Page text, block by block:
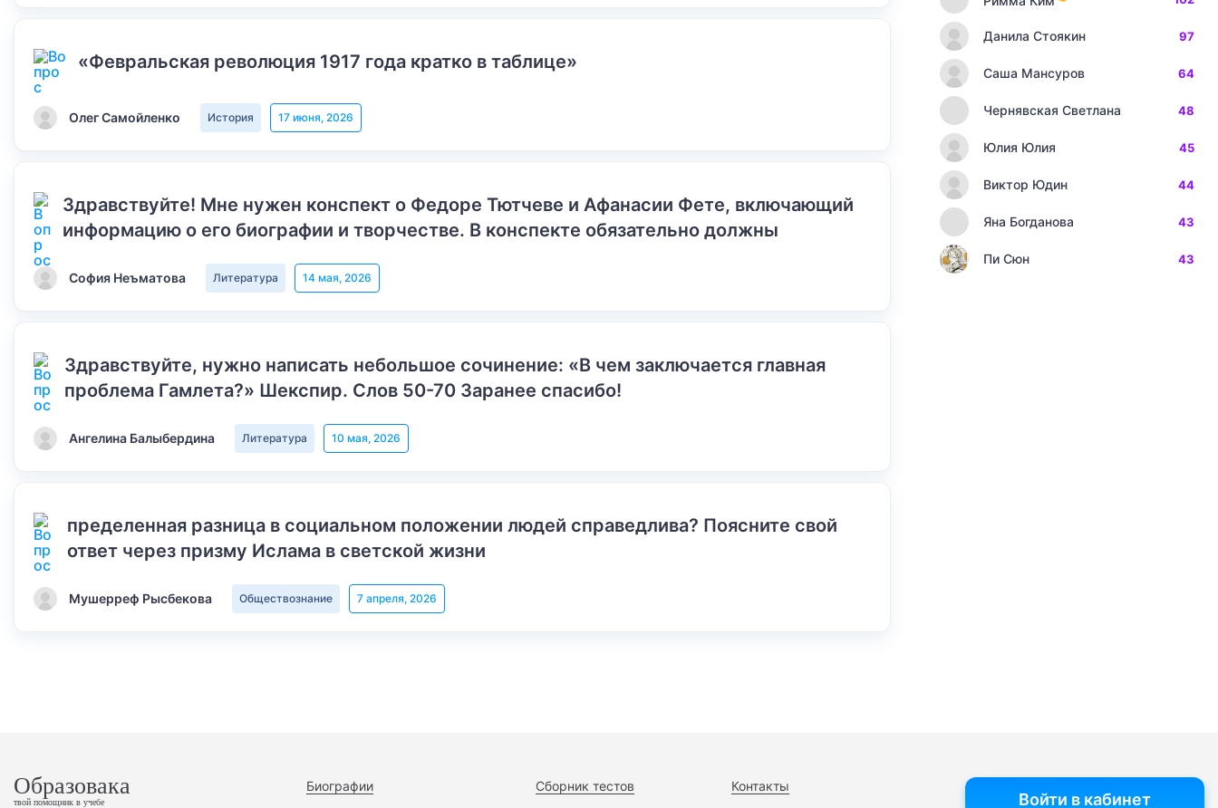
«Февральская революция 1917 года кратко в таблице»
Олег Самойленко История 17 июня, 2026
Здравствуйте! Мне нужен конспект о Федоре Тютчеве и Афанасии Фете, включающий
информацию о его биографии и творчестве. В конспекте обязательно должны
София Неъматова Литература 14 мая, 2026
Здравствуйте, нужно написать небольшое сочинение: «В чем заключается главная
проблема Гамлета?» Шекспир. Слов 50-70 Заранее спасибо!
Ангелина Балыбердина Литература 10 мая, 2026
пределенная разница в социальном положении людей справедлива? Поясните свой
ответ через призму Ислама в светской жизни
Мушерреф Рысбекова Обществознание 7 апреля, 2026
Данила Стоякин 97
Саша Мансуров 64
Чернявская Светлана 48
Юлия Юлия 45
Виктор Юдин 44
Яна Богданова 43
Пи Сюн 43
Образовака
твой помощник в учебе
Биографии Сборник тестов Контакты
Войти в кабинет